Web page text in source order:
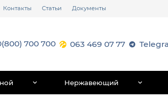
Контакты Статьи Документы
700 700 063 469 07 77
Нержавеющий